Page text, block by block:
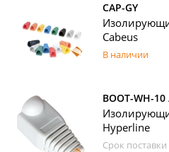
CAP-GY
Cabeus
В наличии
BOOT-WH-
Hyperline
Срок